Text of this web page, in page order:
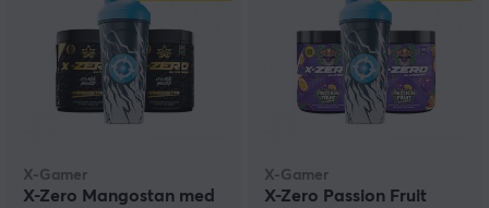
X-Gamer
X-Zero Mangostan med
X-Gamer
X-Zero Passion Fruit